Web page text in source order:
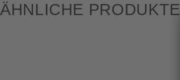
ÄHNLICHE PRODUKTE